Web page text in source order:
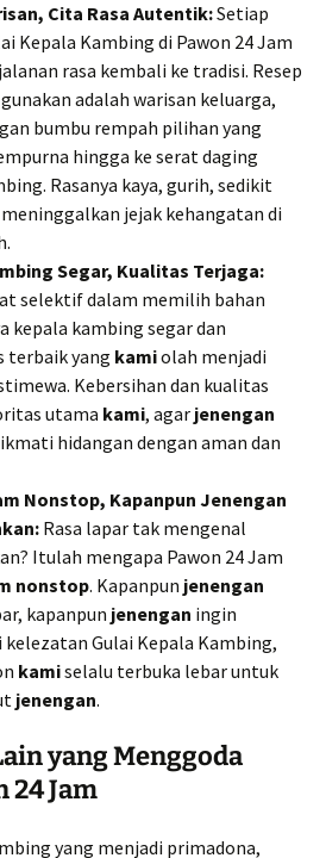
Cita Rasa Autentik:Setiap
Kepala Kambing di Pawon 24 Jam
rasa kembali ke tradisi. Resep
gunakan adalah warisan keluarga,
bumbu rempah pilihan yang
hingga ke serat daging
Rasanya kaya, gurih, sedikit
meninggalkan jejak kehangatan di
Segar, Kualitas Terjaga:
selektif dalam memilih bahan
kepala kambing segar dan
terbaik yang kamiolah menjadi
Kebersihan dan kualitas
utama kami, agar jenengan
hidangan dengan aman dan
Nonstop, Kapanpun Jenengan
Rasa lapar tak mengenal
Itulah mengapa Pawon 24 Jam
nonstop. Kapanpun jenengan
kapanpun jenengan ingin
Gulai Kepala Kambing,
kamiselalu terbuka lebar untuk
jenengan.
yang Menggoda
24 Jam
yang menjadi primadona,